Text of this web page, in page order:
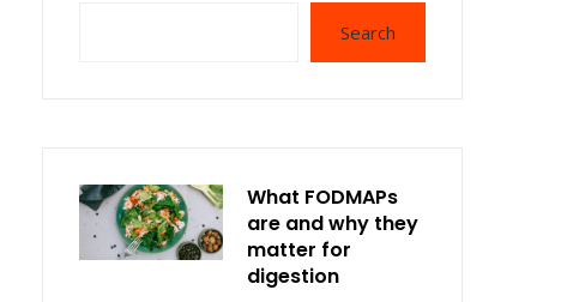
Search
What FODMAPs
are and why they
matter for
digestion